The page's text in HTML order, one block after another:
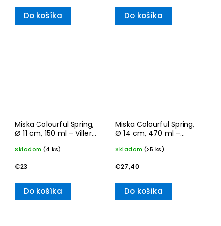
Do košíka Do košíka
Miska Colourful Spring,
Ø 11 cm, 150 ml – Villeroy
Skladom (4 ks)
€23
Do košíka
Miska Colourful Spring,
Ø 14 cm, 470 ml –
Skladom (>5 ks)
€27,40
Do košíka